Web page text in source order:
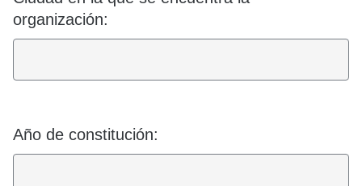
organización:
Año de constitución: